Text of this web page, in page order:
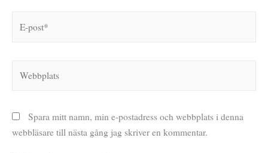
post*
Spara mitt namn, min e-postadress och webbplats i denna
webbläsare till nästa gång jag skriver en kommentar.